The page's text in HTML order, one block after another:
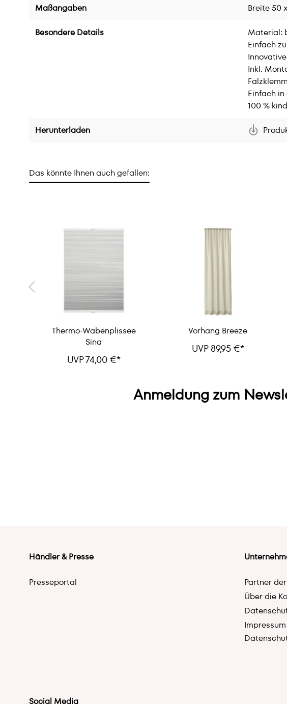
Maßangaben Breite 50
Besondere Details
Material:
Einfach
Inkl.
Einfach
100 %
Herunterladen
Das könnte Ihnen auch gefallen:
Thermo-Wabenplissee
Sina
UVP 74,00 €*
Vorhang Breeze
UVP 89,95 €*
Anmeldung zum
Händler & Presse
Presseportal
Partner
Über die
Impressum
Social Media